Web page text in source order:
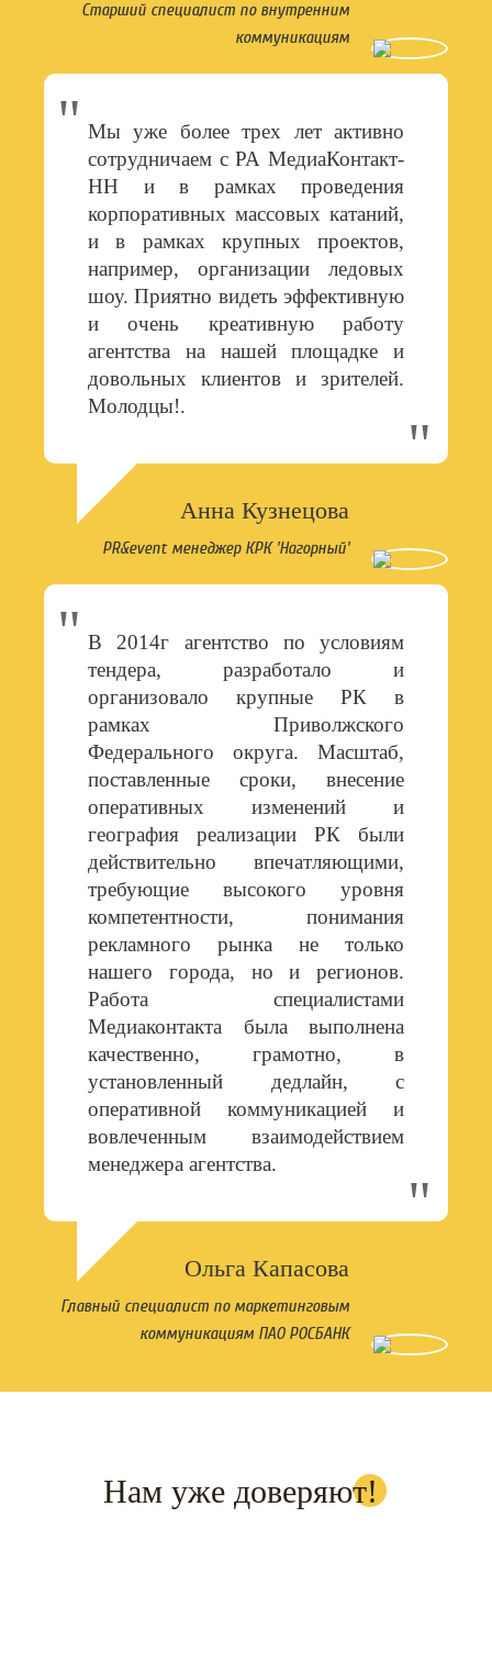
Старший специалист по внутренним
коммуникациям
Мы уже более трех лет активно
сотрудничаем с РА МедиаКонтакт-
НН и в рамках проведения
корпоративных массовых катаний,
и в рамках крупных проектов,
например, организации ледовых
шоу. Приятно видеть эффективную
и очень креативную работу
агентства на нашей площадке и
довольных клиентов и зрителей.
Молодцы!.
Анна Кузнецова
PR&event менеджер КРК 'Нагорный'
В 2014г агентство по условиям
тендера, разработало и
организовало крупные РК в
рамках Приволжского
Федерального округа. Масштаб,
поставленные сроки, внесение
оперативных изменений и
география реализации РК были
действительно впечатляющими,
требующие высокого уровня
компетентности, понимания
рекламного рынка не только
нашего города, но и регионов.
Работа специалистами
Медиаконтакта была выполнена
качественно, грамотно, в
установленный дедлайн, с
оперативной коммуникацией и
вовлеченным взаимодействием
менеджера агентства.
Ольга Капасова
Главный специалист по маркетинговым
коммуникациям ПАО РОСБАНК
Нам уже доверяют!